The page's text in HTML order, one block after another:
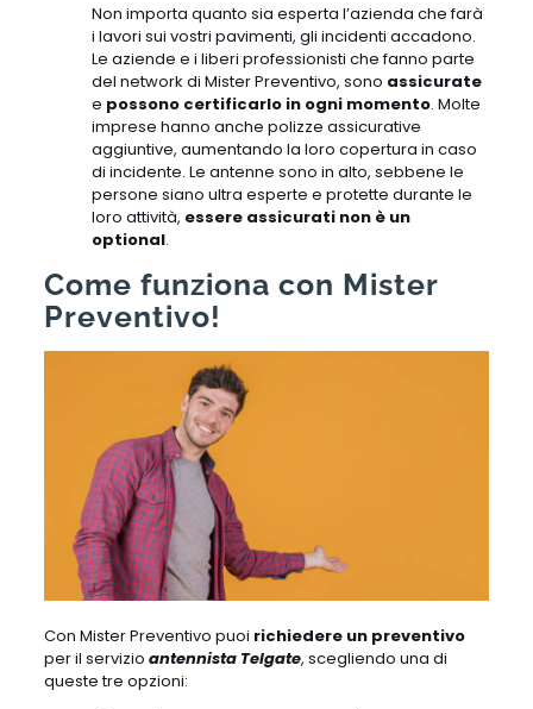
Non importa quanto sia esperta l’azienda che farà
i lavori sui vostri pavimenti, gli incidenti accadono.
Le aziende e i liberi professionisti che fanno parte
del network di Mister Preventivo, sono assicurate
e possono certificarlo in ogni momento. Molte
imprese hanno anche polizze assicurative
aggiuntive, aumentando la loro copertura in caso
di incidente. Le antenne sono in alto, sebbene le
persone siano ultra esperte e protette durante le
loro attività, essere assicurati non è un
optional.
Come funziona con Mister
Preventivo!
Con Mister Preventivo puoi richiedere un preventivo
per il servizio antennista Telgate, scegliendo una di
queste tre opzioni: